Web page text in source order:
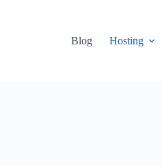
Blog
Hosting